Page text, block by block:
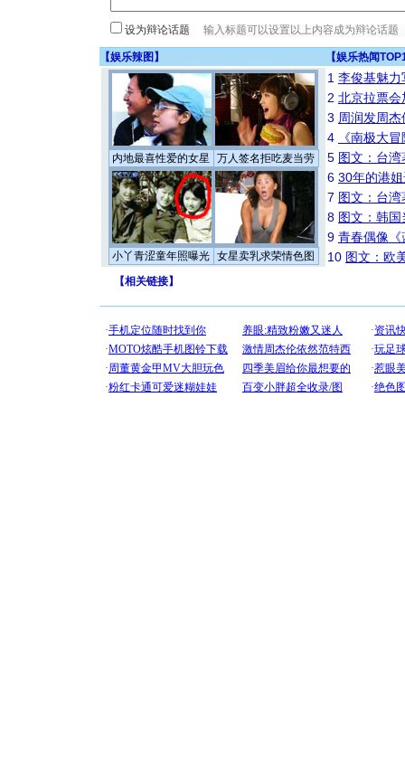
设为辩论话题
【娱乐辣图 】 【娱乐热闻
内地最喜性爱的女星 万人签名拒吃麦当劳
小丫青涩童年照曝光 女星卖乳求荣情色图
1 李俊基魅力
2 北京拉票
3 周润发周
4
《南极大
5 图文：台
6 30年的港
7 图文：台
8 图文：韩
9 青春偶像《
10 图文：欧
【相关链接】